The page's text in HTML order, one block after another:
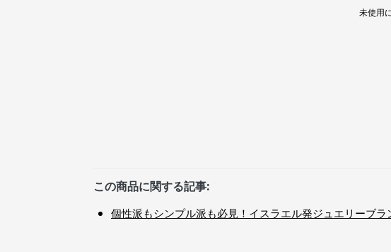
未使用
この商品に関する記事:
個性派もシンプル派も必見！イスラエル発ジュエリーブ